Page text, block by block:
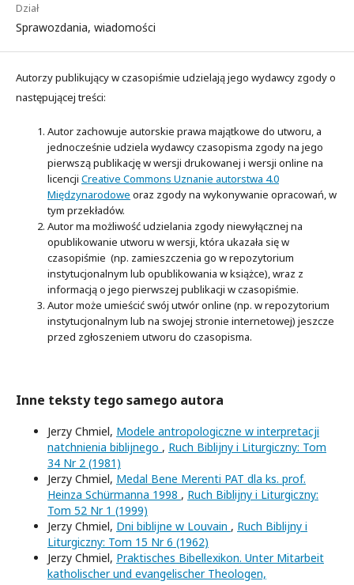
Dział
Sprawozdania, wiadomości
Autorzy publikujący w czasopiśmie udzielają jego wydawcy zgody o
następującej treści:
Autor zachowuje autorskie prawa majątkowe do utworu, a
jednocześnie udziela wydawcy czasopisma zgody na jego
pierwszą publikację w wersji drukowanej i wersji online na
licencji Creative Commons Uznanie autorstwa 4.0
Międzynarodowe oraz zgody na wykonywanie opracowań, w
tym przekładów.
Autor ma możliwość udzielania zgody niewyłącznej na
opublikowanie utworu w wersji, która ukazała się w
czasopiśmie (np. zamieszczenia go w repozytorium
instytucjonalnym lub opublikowania w książce), wraz z
informacją o jego pierwszej publikacji w czasopiśmie.
Autor może umieścić swój utwór online (np. w repozytorium
instytucjonalnym lub na swojej stronie internetowej) jeszcze
przed zgłoszeniem utworu do czasopisma.
Inne teksty tego samego autora
Jerzy Chmiel, Modele antropologiczne w interpretacji
natchnienia biblijnego , Ruch Biblijny i Liturgiczny: Tom
34 Nr 2 (1981)
Jerzy Chmiel, Medal Bene Merenti PAT dla ks. prof.
Heinza Schürmanna 1998 , Ruch Biblijny i Liturgiczny:
Tom 52 Nr 1 (1999)
Jerzy Chmiel, Dni biblijne w Louvain , Ruch Biblijny i
Liturgiczny: Tom 15 Nr 6 (1962)
Jerzy Chmiel, Praktisches Bibellexikon. Unter Mitarbeit
katholischer und evangelischer Theologen,